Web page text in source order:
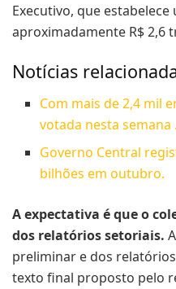
Executivo, que
aproximadamente R$ 2,6
Notícias
Com mais de 2,4 mil
votada nesta semana .
Governo Central
bilhões em outubro.
A expectativa é que o
dos relatórios setoriais.
preliminar e dos
texto final proposto pelo